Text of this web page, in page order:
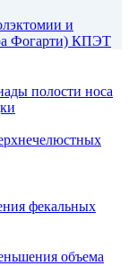
и
Фогарти) КПЭТ
полости носа
фекальных
объема